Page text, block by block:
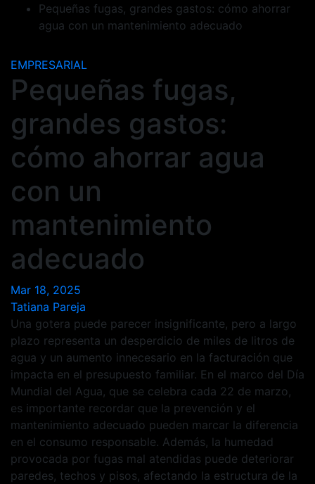
Pequeñas fugas, grandes gastos: cómo ahorrar
agua con un mantenimiento adecuado
EMPRESARIAL
Pequeñas fugas,
grandes gastos:
cómo ahorrar agua
con un
mantenimiento
adecuado
Mar 18, 2025
Tatiana Pareja
Una gotera puede parecer insignificante, pero a largo
plazo representa un desperdicio de miles de litros de
agua y un aumento innecesario en la facturación que
impacta en el presupuesto familiar. En el marco del Día
Mundial del Agua, que se celebra cada 22 de marzo,
es importante recordar que la prevención y el
mantenimiento adecuado pueden marcar la diferencia
en el consumo responsable. Además, la humedad
provocada por fugas mal atendidas puede deteriorar
paredes, techos y pisos, afectando la estructura de la